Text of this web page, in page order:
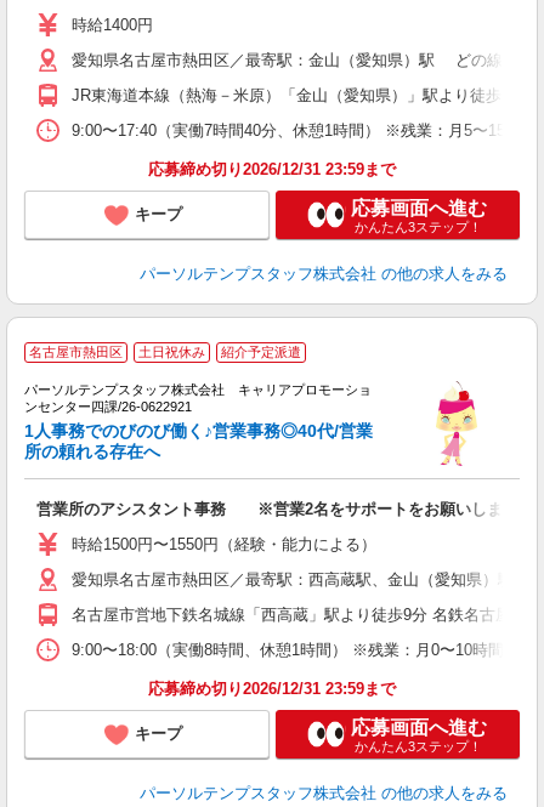
時給1400円
愛知県名古屋市熱田区／最寄駅：金山（愛知県）駅 どの線から
JR東海道本線（熱海－米原）「金山（愛知県）」駅より徒歩10
9:00〜17:40（実働7時間40分、休憩1時間） ※残業：月5〜15時
応募締め切り2026/12/31 23:59まで
キープ 応募画面へ進む
かんたん3ステップ！
パーソルテンプスタッフ株式会社 の他の求人をみる
名古屋市熱田区 土日祝休み 紹介予定派遣
パーソルテンプスタッフ株式会社 キャリアプロモーショ
ンセンター四課/26-0622921
1人事務でのびのび働く♪営業事務◎40代/営業
所の頼れる存在へ
営業所のアシスタント事務 ※営業2名をサポートをお願いします
時給1500円〜1550円（経験・能力による）
愛知県名古屋市熱田区／最寄駅：西高蔵駅、金山（愛知県）駅
名古屋市営地下鉄名城線「西高蔵」駅より徒歩9分 名鉄名古屋本
9:00〜18:00（実働8時間、休憩1時間） ※残業：月0〜10時間程
応募締め切り2026/12/31 23:59まで
キープ 応募画面へ進む
かんたん3ステップ！
パーソルテンプスタッフ株式会社 の他の求人をみる